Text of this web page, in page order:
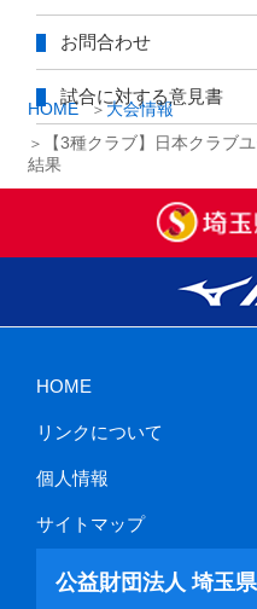
HOME
大会情報
【3種クラブ】日本クラブ
結果
お問合わせ
試合に対する意見書
HOME
リンクについて
個人情報
サイトマップ
公益財団法人 埼玉